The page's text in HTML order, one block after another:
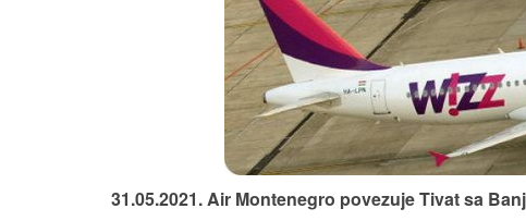
31.05.2021. Air Montenegro povezuje Tivat sa